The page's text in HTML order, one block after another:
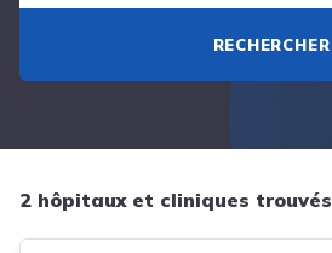
RECHERCHER
2 hôpitaux et cliniques trouvés